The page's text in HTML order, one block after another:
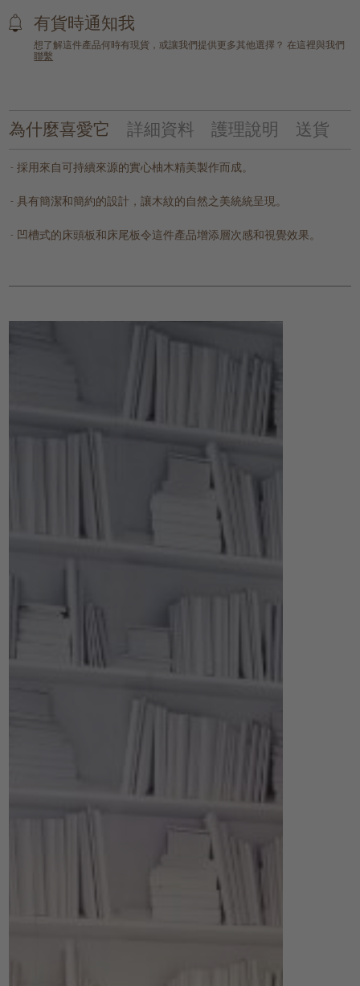
有貨時通知我
想了解這件產品何時有現貨，或讓我們提供更多其他選擇？ 在這裡與我們
聯繫
為什麼喜愛它 詳細資料 護理說明 送貨
採用來自可持續來源的實心柚木精美製作而成。
具有簡潔和簡約的設計，讓木紋的自然之美統統呈現。
凹槽式的床頭板和床尾板令這件產品增添層次感和視覺效果。